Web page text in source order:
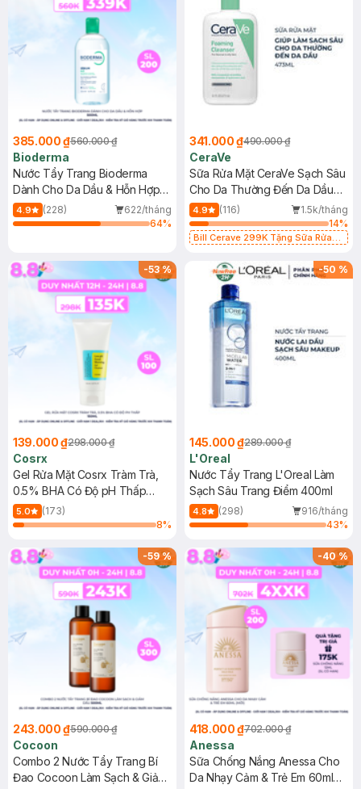
385.000 ₫560.000 ₫
Bioderma
Nước Tẩy Trang Bioderma
Dành Cho Da Dầu & Hỗn Hợp
500ml
4.9 (228)
622/tháng
64%
341.000 ₫490.000 ₫
CeraVe
Sữa Rửa Mặt CeraVe Sạch Sâu
Cho Da Thường Đến Da Dầu
473ml
4.9 (116)
1.5k/tháng
14%
Bill Cerave 299K Tặng Sữa Rửa
-53%
139.000 ₫298.000 ₫
Cosrx
Gel Rửa Mặt Cosrx Tràm Trà,
0.5% BHA Có Độ pH Thấp
150ml
5.0
(173)
8%
-50 %
145.000 ₫289.000 ₫
L'Oreal
Nước Tẩy Trang L'Oreal Làm
Sạch Sâu Trang Điểm 400ml
4.8 (298)
916/tháng
43%
-59%
243.000 ₫590.000 ₫
Cocoon
Combo 2 Nước Tẩy Trang Bí
Đao Cocoon Làm Sạch & Giảm
-40%
418.000 ₫702.000 ₫
Anessa
Sữa Chống Nắng Anessa Cho
Da Nhạy Cảm & Trẻ Em 60ml